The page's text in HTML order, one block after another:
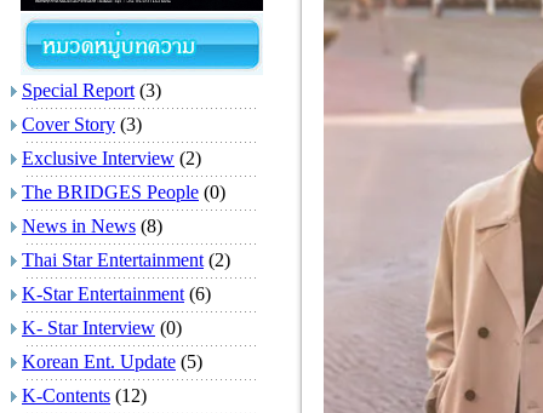
Special Report (3)
Cover Story (3)
Exclusive Interview (2)
The BRIDGES People (0)
News in News (8)
Thai Star Entertainment (2)
K-Star Entertainment (6)
K- Star Interview (0)
Korean Ent. Update (5)
K-Contents (12)